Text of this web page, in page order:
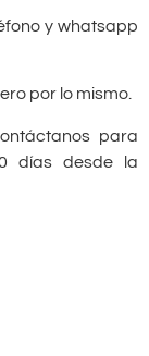
y whatsapp
por lo mismo.
para
días desde la